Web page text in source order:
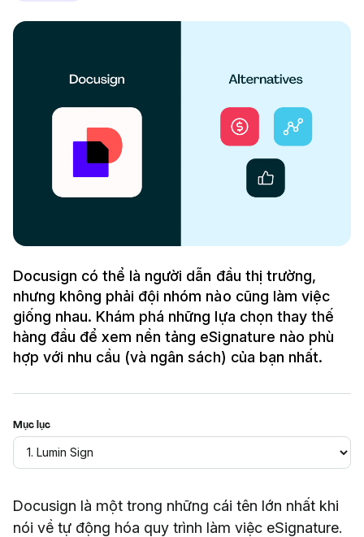
Docusign có thể là người dẫn đầu thị trường,
nhưng không phải đội nhóm nào cũng làm việc
giống nhau. Khám phá những lựa chọn thay thế
hàng đầu để xem nền tảng eSignature nào phù
hợp với nhu cầu (và ngân sách) của bạn nhất.
Mục lục
Docusign là một trong những cái tên lớn nhất khi
nói về tự động hóa quy trình làm việc eSignature.